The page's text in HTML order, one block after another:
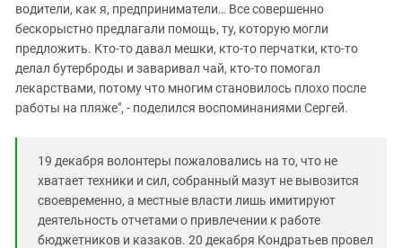
водители, как я, предприниматели… Все совершенно
бескорыстно предлагали помощь, ту, которую могли
предложить. Кто-то давал мешки, кто-то перчатки, кто-то
делал бутерброды и заваривал чай, кто-то помогал
лекарствами, потому что многим становилось плохо после
работы на пляже", - поделился воспоминаниями Сергей.
19 декабря волонтеры пожаловались на то, что не
хватает техники и сил, собранный мазут не вывозится
своевременно, а местные власти лишь имитируют
деятельность отчетами о привлечении к работе
бюджетников и казаков. 20 декабря Кондратьев провел